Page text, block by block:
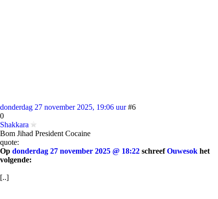
donderdag 27 november 2025, 19:06 uur #6
0
Shakkara
Bom Jihad President Cocaine
quote:
Op donderdag 27 november 2025 @ 18:22 schreefOuwesok het
volgende:
[..]